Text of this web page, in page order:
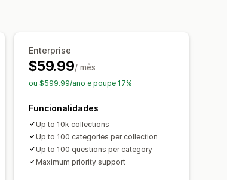
Enterprise
$59.99/ mês
ou $599.99/ano e poupe 17%
Funcionalidades
Up to 10k collections
Up to 100 categories per collection
Up to 100 questions per category
Maximum priority support